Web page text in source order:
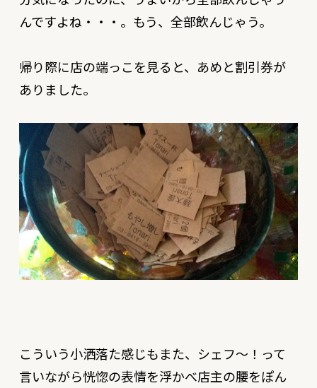
んですよね・・・。もう、全部飲んじゃう。
帰り際に店の端っこを見ると、あめと割引券が
ありました。
こういう小洒落た感じもまた、シェフ〜！って
言いながら恍惚の表情を浮かべ店主の腰をぽん